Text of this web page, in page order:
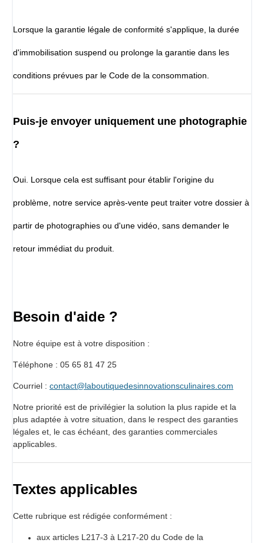
Lorsque la garantie légale de conformité s'applique, la durée
d'immobilisation suspend ou prolonge la garantie dans les
conditions prévues par le Code de la consommation.
Puis-je envoyer uniquement une photographie
?
Oui. Lorsque cela est suffisant pour établir l'origine du
problème, notre service après-vente peut traiter votre dossier à
partir de photographies ou d'une vidéo, sans demander le
retour immédiat du produit.
Besoin d'aide ?
Notre équipe est à votre disposition :
Téléphone : 05 65 81 47 25
Courriel : contact@laboutiquedesinnovationsculinaires.com
Notre priorité est de privilégier la solution la plus rapide et la
plus adaptée à votre situation, dans le respect des garanties
légales et, le cas échéant, des garanties commerciales
applicables.
Textes applicables
Cette rubrique est rédigée conformément :
aux articles L217-3 à L217-20 du Code de la